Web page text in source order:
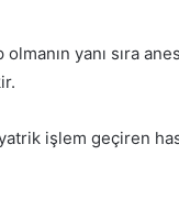
yanı sıra
işlem geçiren